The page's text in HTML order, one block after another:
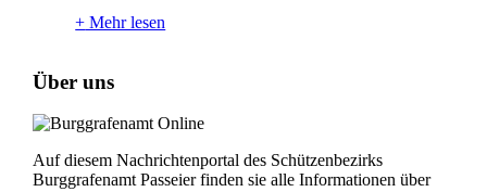
+ Mehr lesen
Über uns
Auf diesem Nachrichtenportal des Schützenbezirks
Burggrafenamt Passeier finden sie alle Informationen über